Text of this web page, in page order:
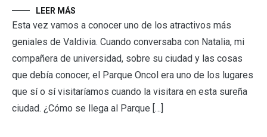
LEER MÁS
Esta vez vamos a conocer uno de los atractivos más
geniales de Valdivia. Cuando conversaba con Natalia, mi
compañera de universidad, sobre su ciudad y las cosas
que debía conocer, el Parque Oncol era uno de los lugares
que sí o sí visitaríamos cuando la visitara en esta sureña
ciudad. ¿Cómo se llega al Parque […]